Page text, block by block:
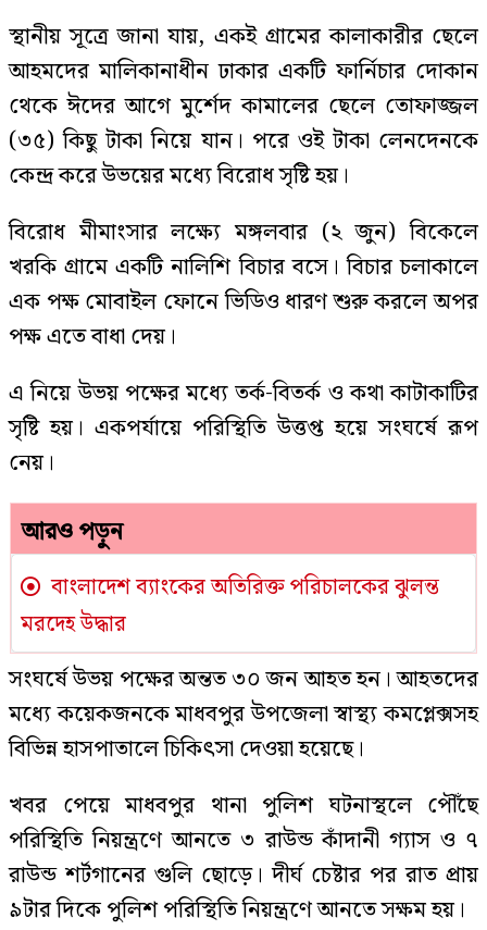
স্থানীয় সূত্রে জানা যায়, একই গ্রামের কালাকারীর ছেলে
আহমদের মালিকানাধীন ঢাকার একটি ফার্নিচার দোকান
থেকে ঈদের আগে মুর্শেদ কামালের ছেলে তোফাজ্জল
(৩৫) কিছু টাকা নিয়ে যান। পরে ওই টাকা লেনদেনকে
কেন্দ্র করে উভয়ের মধ্যে বিরোধ সৃষ্টি হয়।
বিরোধ মীমাংসার লক্ষ্যে মঙ্গলবার (২ জুন) বিকেলে
খরকি গ্রামে একটি নালিশি বিচার বসে। বিচার চলাকালে
এক পক্ষ মোবাইল ফোনে ভিডিও ধারণ শুরু করলে অপর
পক্ষ এতে বাধা দেয়।
এ নিয়ে উভয় পক্ষের মধ্যে তর্ক-বিতর্ক ও কথা কাটাকাটির
সৃষ্টি হয়। একপর্যায়ে পরিস্থিতি উত্তপ্ত হয়ে সংঘর্ষে রূপ
নেয়।
আরও পড়ুন
বাংলাদেশ ব্যাংকের অতিরিক্ত পরিচালকের ঝুলন্ত
মরদেহ উদ্ধার
সংঘর্ষে উভয় পক্ষের অন্তত ৩০ জন আহত হন। আহতদের
মধ্যে কয়েকজনকে মাধবপুর উপজেলা স্বাস্থ্য কমপ্লেক্সসহ
বিভিন্ন হাসপাতালে চিকিৎসা দেওয়া হয়েছে।
খবর পেয়ে মাধবপুর থানা পুলিশ ঘটনাস্থলে পৌঁছে
পরিস্থিতি নিয়ন্ত্রণে আনতে ৩ রাউন্ড কাঁদানী গ্যাস ও ৭
রাউন্ড শর্টগানের গুলি ছোড়ে। দীর্ঘ চেষ্টার পর রাত প্রায়
৯টার দিকে পুলিশ পরিস্থিতি নিয়ন্ত্রণে আনতে সক্ষম হয়।